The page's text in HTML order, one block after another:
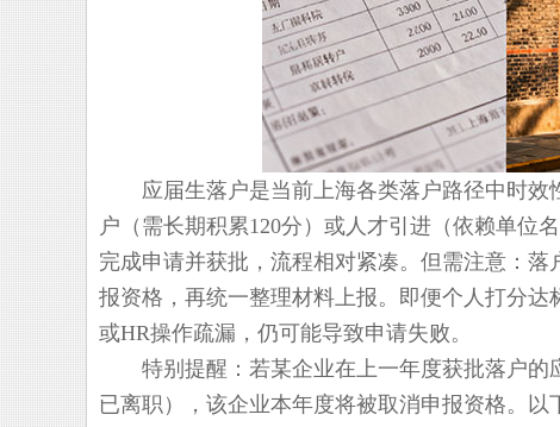
应届生落户是当前上海各类落户路径中时效
户（需长期积累120分）或人才引进（依赖单位
完成申请并获批，流程相对紧凑。但需注意：
报资格，再统一整理材料上报。即便个人打分达
或HR操作疏漏，仍可能导致申请失败。
特别提醒：若某企业在上一年度获批落户的
已离职），该企业本年度将被取消申报资格。